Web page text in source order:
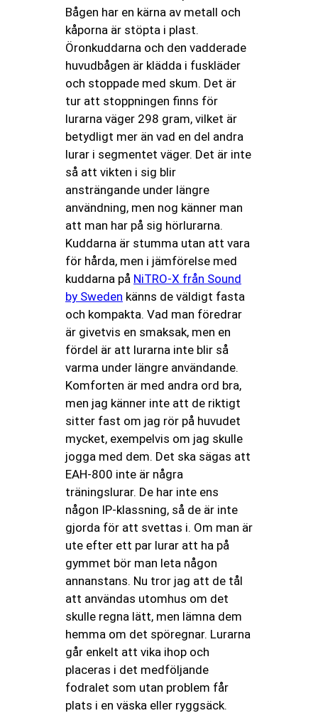
Bågen har en kärna av metall och
kåporna är stöpta i plast.
Öronkuddarna och den vadderade
huvudbågen är klädda i fuskläder
och stoppade med skum. Det är
tur att stoppningen finns för
lurarna väger 298 gram, vilket är
betydligt mer än vad en del andra
lurar i segmentet väger. Det är inte
så att vikten i sig blir
ansträngande under längre
användning, men nog känner man
att man har på sig hörlurarna.
Kuddarna är stumma utan att vara
för hårda, men i jämförelse med
kuddarna på NiTRO-X från Sound
by Sweden känns de väldigt fasta
och kompakta. Vad man föredrar
är givetvis en smaksak, men en
fördel är att lurarna inte blir så
varma under längre användande.
Komforten är med andra ord bra,
men jag känner inte att de riktigt
sitter fast om jag rör på huvudet
mycket, exempelvis om jag skulle
jogga med dem. Det ska sägas att
EAH-800 inte är några
träningslurar. De har inte ens
någon IP-klassning, så de är inte
gjorda för att svettas i. Om man är
ute efter ett par lurar att ha på
gymmet bör man leta någon
annanstans. Nu tror jag att de tål
att användas utomhus om det
skulle regna lätt, men lämna dem
hemma om det spöregnar. Lurarna
går enkelt att vika ihop och
placeras i det medföljande
fodralet som utan problem får
plats i en väska eller ryggsäck.